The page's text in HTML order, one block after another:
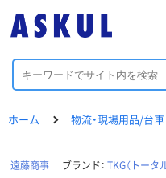
ホーム 物流・現場用品/台車
遠藤商事 ブランド： TKG（トータ